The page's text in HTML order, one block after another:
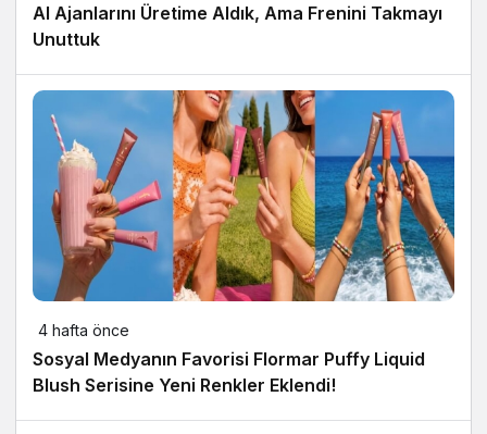
AI Ajanlarını Üretime Aldık, Ama Frenini Takmayı
Unuttuk
4 hafta önce
Sosyal Medyanın Favorisi Flormar Puffy Liquid
Blush Serisine Yeni Renkler Eklendi!